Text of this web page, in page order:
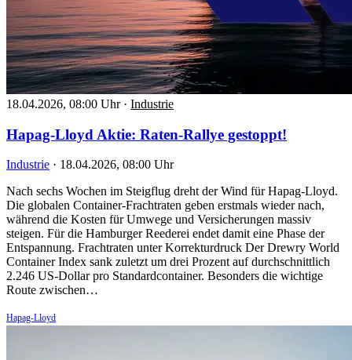
18.04.2026, 08:00 Uhr · Industrie
Hapag-Lloyd Aktie: Raten-Rallye gestoppt!
Industrie · 18.04.2026, 08:00 Uhr
Nach sechs Wochen im Steigflug dreht der Wind für Hapag-Lloyd.
Die globalen Container-Frachtraten geben erstmals wieder nach,
während die Kosten für Umwege und Versicherungen massiv
steigen. Für die Hamburger Reederei endet damit eine Phase der
Entspannung. Frachtraten unter Korrekturdruck Der Drewry World
Container Index sank zuletzt um drei Prozent auf durchschnittlich
2.246 US-Dollar pro Standardcontainer. Besonders die wichtige
Route zwischen…
Hapag-Lloyd